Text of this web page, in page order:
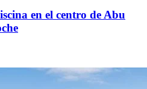
en el centro de Abu